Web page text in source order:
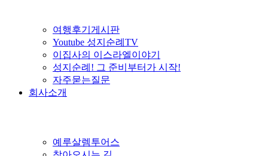
여행후기게시판
Youtube 성지순례TV
이집사의 이스라엘이야기
성지순례! 그 준비부터가 시작!
자주묻는질문
회사소개
예루살렘투어스